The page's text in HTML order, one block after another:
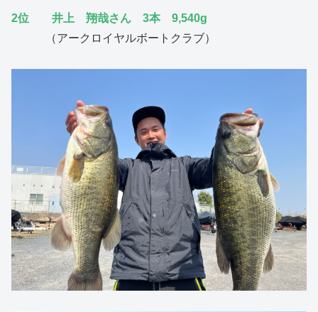
2位 井上 翔哉さん 3本 9,540g
（アークロイヤルボートクラブ）